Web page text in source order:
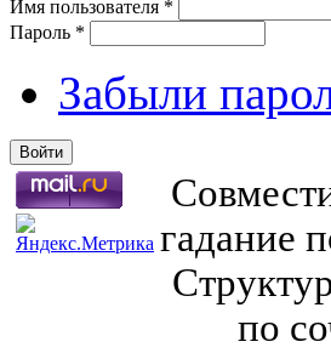
Имя пользователя *
Пароль *
Забыли
гадание
по